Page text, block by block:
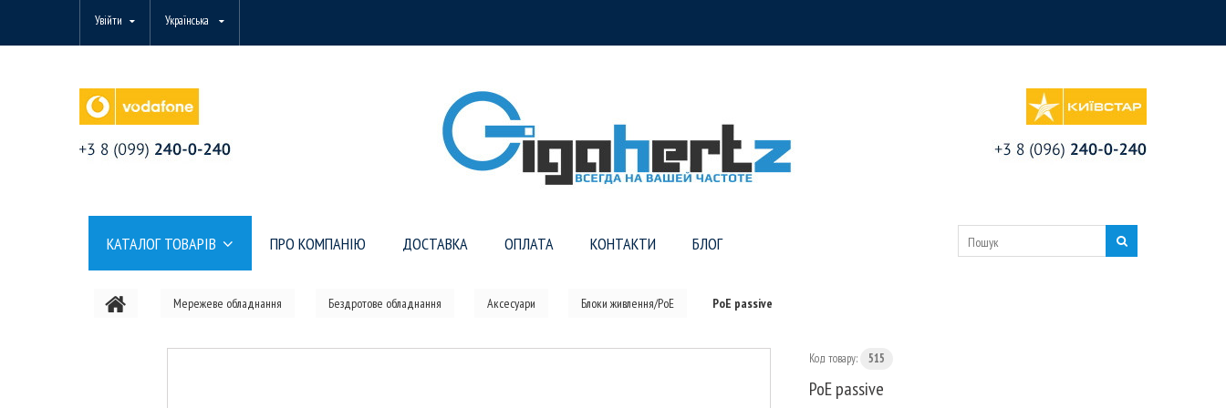
Увійти Українська
КАТАЛОГ ТОВАРІВ ПРО КОМПАНІЮ ДОСТАВКА ОПЛАТА КОНТАКТИ БЛОГ
Мережеве обладнання Бездротове обладнання Аксесуари Блоки живлення/PoE PoE passive
Код товару: 515
PoE passive